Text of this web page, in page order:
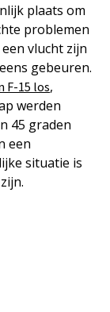
plaats om
problemen
vlucht zijn
gebeuren.
F-15 los,
werden
45 graden
een
situatie is